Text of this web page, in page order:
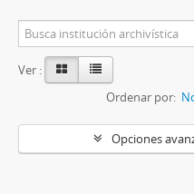
Ver :
Ordenar por:
Opciones